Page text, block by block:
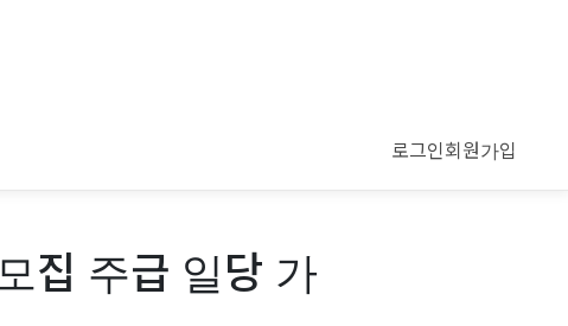
로그인회원가입
집 주급 일당 가